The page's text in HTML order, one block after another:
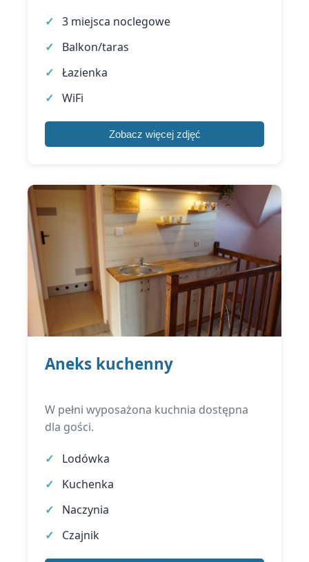
3 miejsca noclegowe
Balkon/taras
Łazienka
WiFi
Zobacz więcej zdjęć
Aneks kuchenny
W pełni wyposażona kuchnia dostępna
dla gości.
Lodówka
Kuchenka
Naczynia
Czajnik